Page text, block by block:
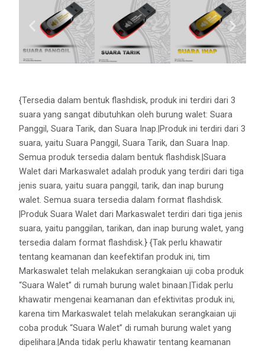
{Tersedia dalam bentuk flashdisk, produk ini terdiri dari 3
suara yang sangat dibutuhkan oleh burung walet: Suara
Panggil, Suara Tarik, dan Suara Inap.|Produk ini terdiri dari 3
suara, yaitu Suara Panggil, Suara Tarik, dan Suara Inap.
Semua produk tersedia dalam bentuk flashdisk.|Suara
Walet dari Markaswalet adalah produk yang terdiri dari tiga
jenis suara, yaitu suara panggil, tarik, dan inap burung
walet. Semua suara tersedia dalam format flashdisk.
|Produk Suara Walet dari Markaswalet terdiri dari tiga jenis
suara, yaitu panggilan, tarikan, dan inap burung walet, yang
tersedia dalam format flashdisk.} {Tak perlu khawatir
tentang keamanan dan keefektifan produk ini, tim
Markaswalet telah melakukan serangkaian uji coba produk
“Suara Walet” di rumah burung walet binaan.|Tidak perlu
khawatir mengenai keamanan dan efektivitas produk ini,
karena tim Markaswalet telah melakukan serangkaian uji
coba produk “Suara Walet” di rumah burung walet yang
dipelihara.|Anda tidak perlu khawatir tentang keamanan